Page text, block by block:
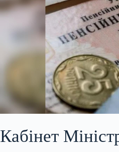
Кабінет